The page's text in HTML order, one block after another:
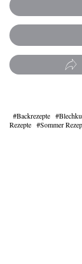
Backrezepte
Rezepte
Sommer